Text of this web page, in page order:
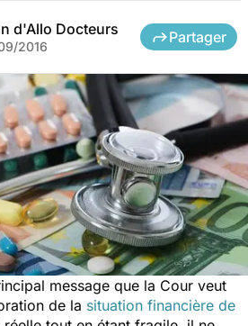
d'Allo Docteurs
2016
Partager
message que la Cour veut
de la situation financière de